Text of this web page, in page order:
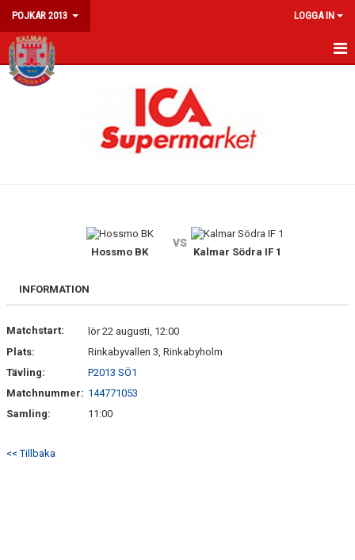
POJKAR 2013 LOGGA IN
HEM
Hossmo BK
vs
Kalmar Södra IF 1
INFORMATION
Matchstart:
lör 22 augusti, 12:00
Plats:
Rinkabyvallen 3, Rinkabyholm
Tävling:
P2013 SÖ1
Matchnummer: 144771053
Samling:
11:00
<< Tillbaka